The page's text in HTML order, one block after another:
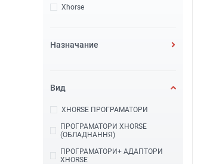
Xhorse
Назначание
Вид
XHORSE ПРОГРАМАТОРИ
ПРОГРАМАТОРИ XHORSE
(ОБЛАДНАННЯ)
ПРОГРАМАТОРИ+ АДАПТОРИ
XHORSE